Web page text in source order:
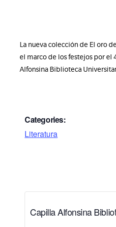
La nueva colección de El oro
el marco de los festejos por el
Alfonsina Biblioteca
Categories:
Literatura
Capilla Alfonsina